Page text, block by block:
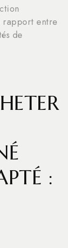
rapport entre
de
: